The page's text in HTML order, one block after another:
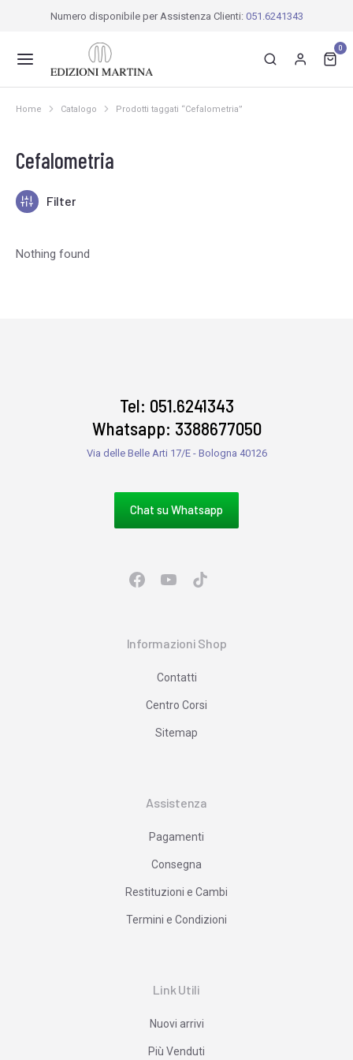
Numero disponibile per Assistenza Clienti: 051.6241343
0
Cefalometria
Filter
Tu sei qui:
Home Catalogo Prodotti taggati “Cefalometria”
Nothing found
Tel: 051.6241343
Whatsapp: 3388677050
Via delle Belle Arti 17/E - Bologna 40126
Chat su Whatsapp
Informazioni Shop
Contatti
Centro Corsi
Sitemap
Assistenza
Pagamenti
Consegna
Restituzioni e Cambi
Termini e Condizioni
Link Utili
Nuovi arrivi
Più Venduti